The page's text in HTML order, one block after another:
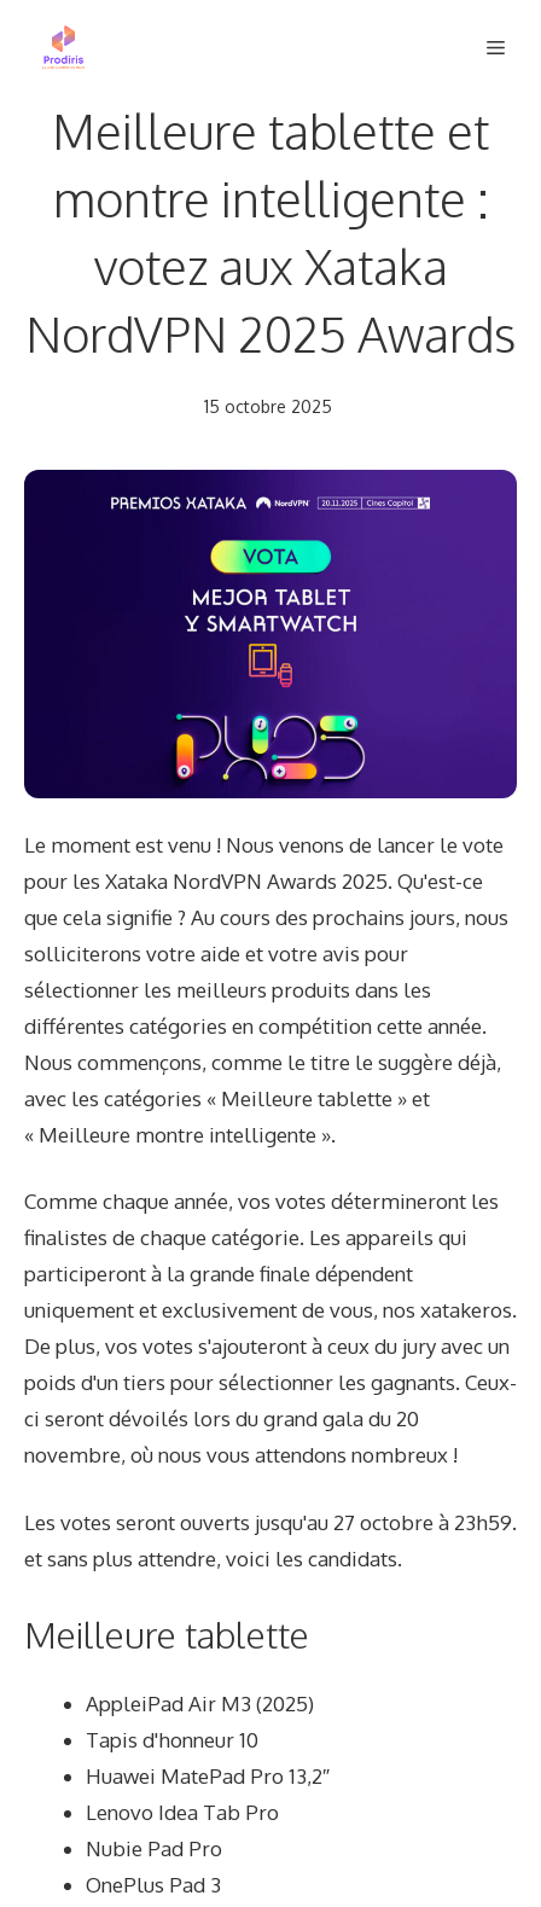
Meilleure tablette et
montre intelligente :
votez aux Xataka
NordVPN 2025 Awards
15 octobre 2025
Le moment est venu ! Nous venons de lancer le vote
pour les Xataka NordVPN Awards 2025. Qu'est-ce
que cela signifie ? Au cours des prochains jours, nous
solliciterons votre aide et votre avis pour
sélectionner les meilleurs produits dans les
différentes catégories en compétition cette année.
Nous commençons, comme le titre le suggère déjà,
avec les catégories « Meilleure tablette » et
« Meilleure montre intelligente ».
Comme chaque année, vos votes détermineront les
finalistes de chaque catégorie. Les appareils qui
participeront à la grande finale dépendent
uniquement et exclusivement de vous, nos xatakeros.
De plus, vos votes s'ajouteront à ceux du jury avec un
poids d'un tiers pour sélectionner les gagnants. Ceux-
ci seront dévoilés lors du grand gala du 20
novembre, où nous vous attendons nombreux !
Les votes seront ouverts jusqu'au 27 octobre à 23h59.
et sans plus attendre, voici les candidats.
Meilleure tablette
AppleiPad Air M3 (2025)
Tapis d'honneur 10
Huawei MatePad Pro 13,2″
Lenovo Idea Tab Pro
Nubie Pad Pro
OnePlus Pad 3